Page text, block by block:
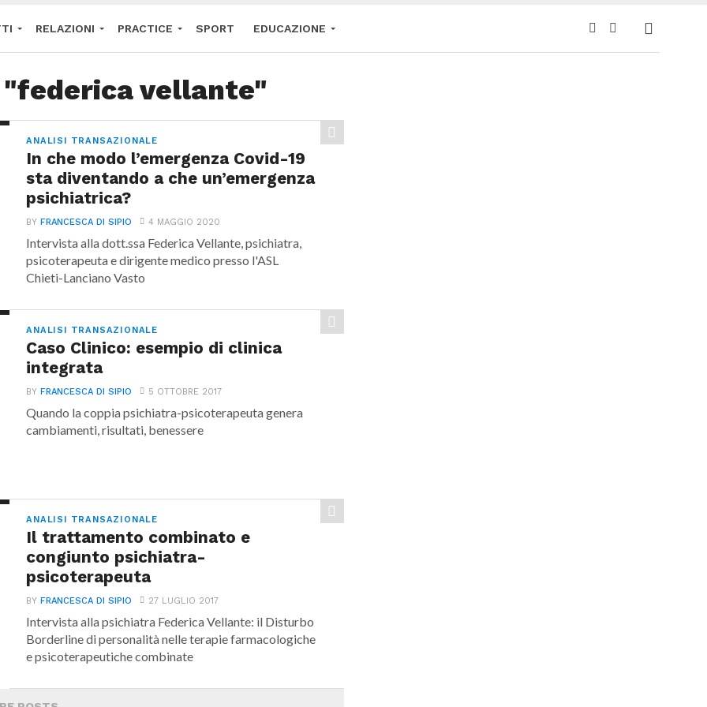
RELAZIONI PRACTICE SPORT EDUCAZIONE
vellante"
ANALISI TRANSAZIONALE
In che modo l’emergenza Covid-19
sta diventando a che un’emergenza
psichiatrica?
BYFRANCESCA DI SIPIO 4 MAGGIO 2020
Intervista alla dott.ssa Federica Vellante, psichiatra,
psicoterapeuta e dirigente medico presso l'ASL
Chieti-Lanciano Vasto
ANALISI TRANSAZIONALE
Caso Clinico: esempio di clinica
integrata
BYFRANCESCA DI SIPIO 5 OTTOBRE 2017
Quando la coppia psichiatra-psicoterapeuta genera
cambiamenti, risultati, benessere
ANALISI TRANSAZIONALE
Il trattamento combinato e
congiunto psichiatra-
psicoterapeuta
BYFRANCESCA DI SIPIO 27 LUGLIO 2017
Intervista alla psichiatra Federica Vellante: il Disturbo
Borderline di personalità nelle terapie farmacologiche
e psicoterapeutiche combinate